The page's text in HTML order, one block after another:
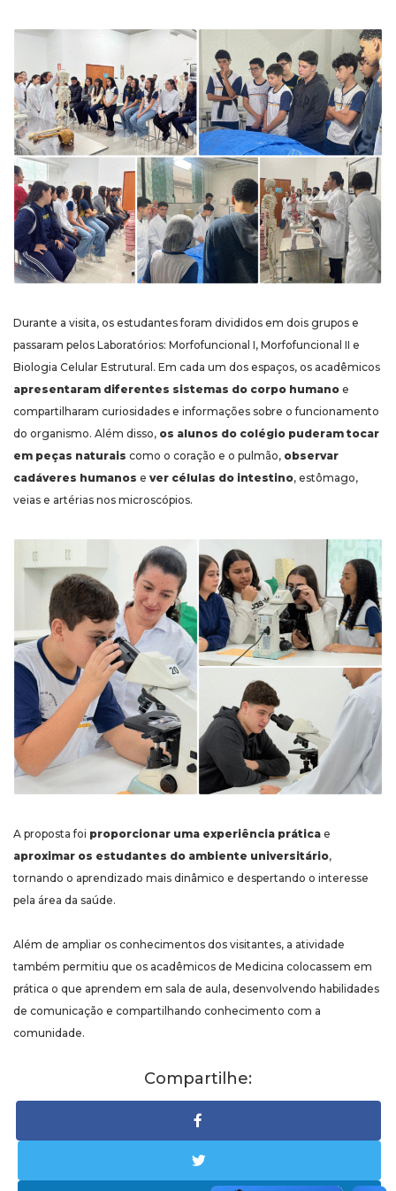
Durante a visita, os estudantes foram divididos em dois grupos e
passaram pelos Laboratórios: Morfofuncional I, Morfofuncional II e
Biologia Celular Estrutural. Em cada um dos espaços, os acadêmicos
apresentaram diferentes sistemas do corpo humano e
compartilharam curiosidades e informações sobre o funcionamento
do organismo. Além disso, os alunos do colégio puderam tocar
em peças naturais como o coração e o pulmão, observar
cadáveres humanos e ver células do intestino, estômago,
veias e artérias nos microscópios.
A proposta foi proporcionar uma experiência prática e
aproximar os estudantes do ambiente universitário,
tornando o aprendizado mais dinâmico e despertando o interesse
pela área da saúde.
Além de ampliar os conhecimentos dos visitantes, a atividade
também permitiu que os acadêmicos de Medicina colocassem em
prática o que aprendem em sala de aula, desenvolvendo habilidades
de comunicação e compartilhando conhecimento com a
comunidade.
Compartilhe: